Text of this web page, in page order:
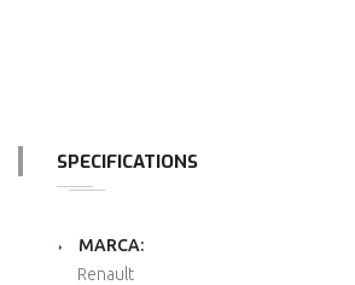
SPECIFICATIONS
MARCA:
Renault